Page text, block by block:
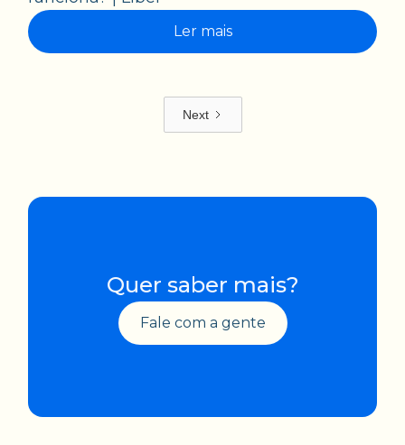
Ler mais
Next
Quer saber mais?
Fale com a gente